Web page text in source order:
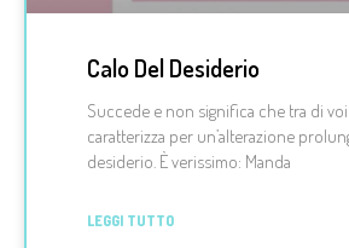
Calo Del Desiderio
Succede e non significa che tra di voi
caratterizza per un’alterazione
desiderio. È verissimo: Manda
LEGGI TUTTO